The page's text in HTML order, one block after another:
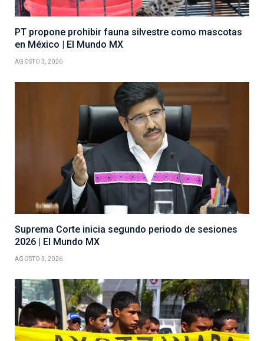
PT propone prohibir fauna silvestre como mascotas
en México | El Mundo MX
AGOSTO 3, 2026
Suprema Corte inicia segundo periodo de sesiones
2026 | El Mundo MX
AGOSTO 3, 2026